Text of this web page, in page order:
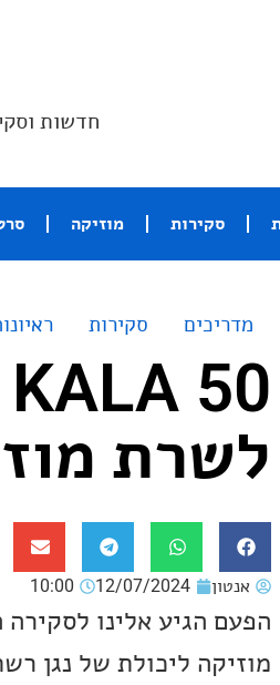
חדשות
סקירות מוזיקה
מדריכים סקירות
לשרת
אנטון 12/07/2024
10:00
מוזיקה ליכולת של נגן